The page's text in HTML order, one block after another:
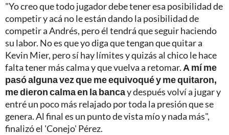
"Yo creo que todo jugador debe tener esa posibilidad de
competir y acá no le están dando la posibilidad de
competir a Andrés, pero él tendrá que seguir haciendo
su labor. No es que yo diga que tengan que quitar a
Kevin Mier, pero sí hay límites y quizás al chico le hace
falta tener más calma y que vuelva a retomar. A mí me
pasó alguna vez que me equivoqué y me quitaron,
me dieron calma en la bancay después volví a jugar y
entré un poco más relajado por toda la presión que se
genera. Al final es un punto de vista mío y nada más",
finalizó el 'Conejo' Pérez.